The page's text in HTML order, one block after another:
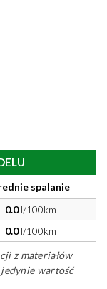
spalanie
0.0l/100km
0.0l/100km
z materiałów
wartość